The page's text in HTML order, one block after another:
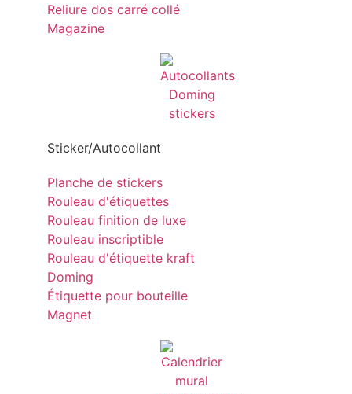
Reliure dos carré collé
Magazine
Sticker/Autocollant
Planche de stickers
Rouleau d'étiquettes
Rouleau finition de luxe
Rouleau inscriptible
Rouleau d'étiquette kraft
Doming
Étiquette pour bouteille
Magnet